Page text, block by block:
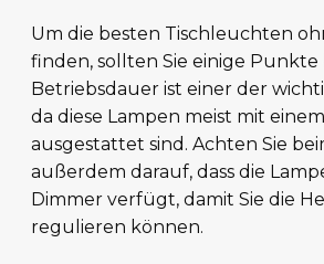
Um die besten Tischleuchten
finden, sollten Sie einige Punkte
Betriebsdauer ist einer der
da diese Lampen meist mit
ausgestattet sind. Achten Sie
außerdem darauf, dass die
Dimmer verfügt, damit Sie die
regulieren können.